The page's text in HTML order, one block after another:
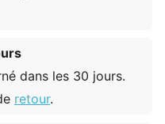
dans les 30 jours.
retour.